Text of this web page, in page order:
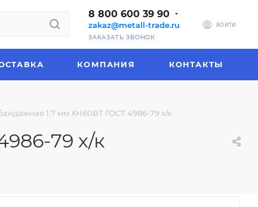
8 800 600 39 90
zakaz@metall-trade.ru
ЗАКАЗАТЬ ЗВОНОК
ВОЙТИ
КОМПАНИЯ КОНТАКТЫ
1,7 мм ХН60ВТ ГОСТ 4986-79 х/к
79 х/к